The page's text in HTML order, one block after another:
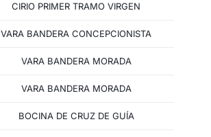
CIRIO PRIMER TRAMO VIRGEN
VARA BANDERA CONCEPCIONISTA
VARA BANDERA MORADA
VARA BANDERA MORADA
BOCINA DE CRUZ DE GUÍA